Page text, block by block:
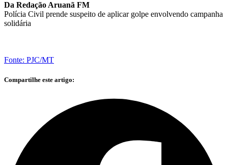
Da Redação Aruanã FM
Polícia Civil prende suspeito de aplicar golpe envolvendo campanha
solidária
Fonte: PJC/MT
Compartilhe este artigo: